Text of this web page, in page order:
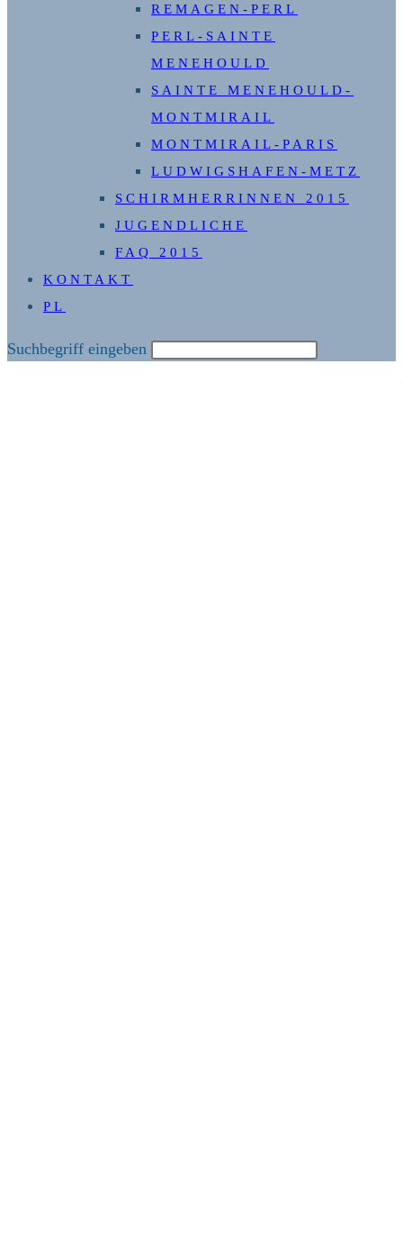
REMAGEN-PERL
PERL-SAINTE
MENEHOULD
SAINTE MENEHOULD-
MONTMIRAIL
MONTMIRAIL-PARIS
LUDWIGSHAFEN-METZ
SCHIRMHERRINNEN 2015
JUGENDLICHE
FAQ 2015
KONTAKT
PL
Diese
Suchbegriff eingeben